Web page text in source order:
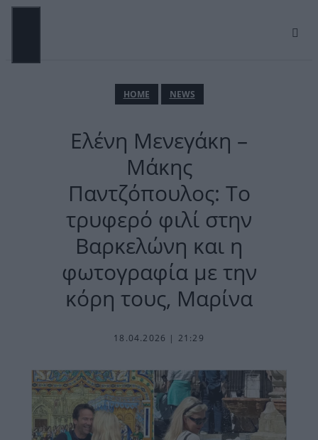
Μετάβαση
ΗΟΜΕ NEWS
Ελένη Μενεγάκη –
Μάκης
Παντζόπουλος: Το
τρυφερό φιλί στην
Βαρκελώνη και η
φωτογραφία με την
κόρη τους, Μαρίνα
18.04.2026 | 21:29